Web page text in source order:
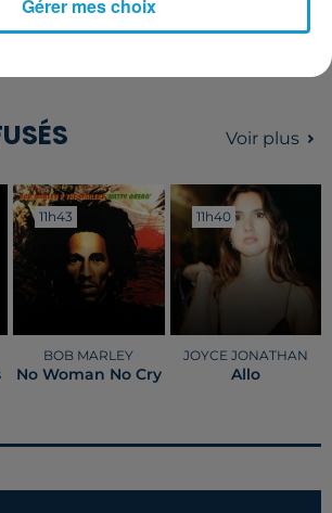
2025 à 7h27 par Dimitri
Voir plus
11h43
11h43
BOB MARLEY
No Woman No Cry
11h40
11h40
JOYCE JONATHAN
Allo
Gérer mes choix